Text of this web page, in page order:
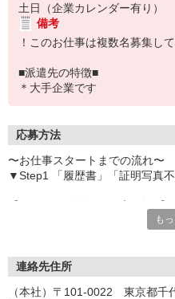
土日（企業カレンダー有り）
備考
！このお仕事は複数名募集し
■派遣先の特徴■
＊大手企業です
応募方法
〜お仕事スタートまでの流れ〜
▼Step1 「履歴書」「証明写真
いつでも好きな時間に登録OK
受付時間/平日9:00〜19:00
も
連絡先住所
（本社）〒101-0022 東京都